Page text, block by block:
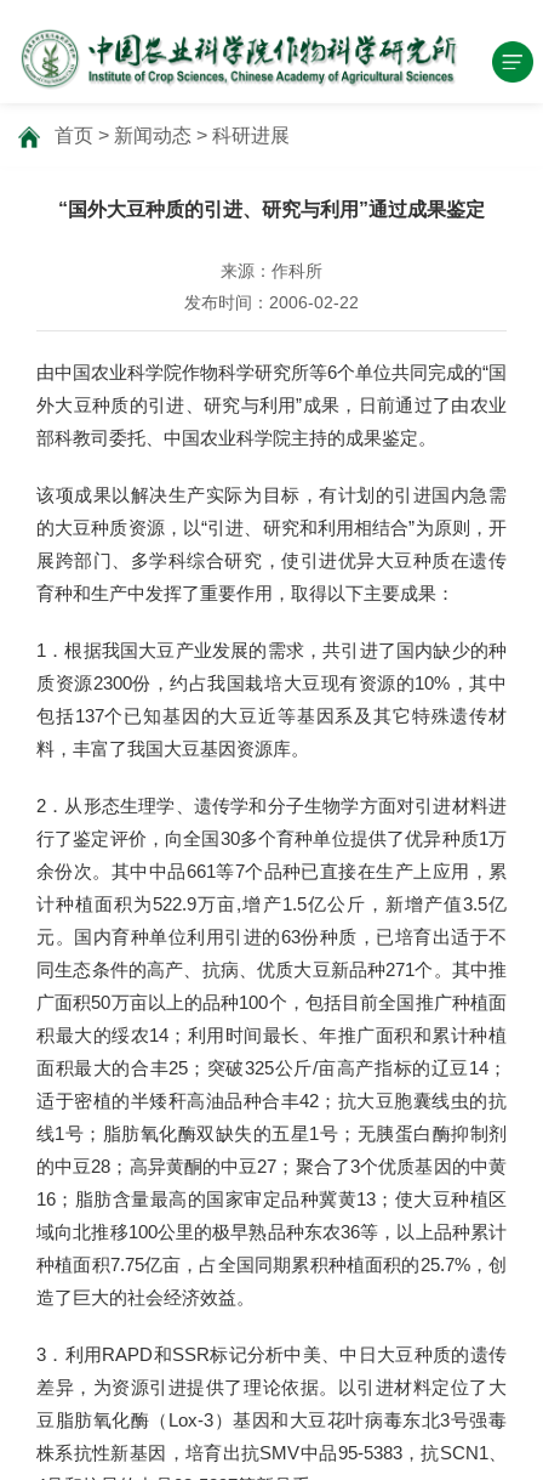
首页 > 新闻动态 > 科研进展
“国外大豆种质的引进、研究与利用”通过成果鉴定
来源：作科所
发布时间：2006-02-22
由中国农业科学院作物科学研究所等6个单位共同完成的“国
外大豆种质的引进、研究与利用”成果，日前通过了由农业
部科教司委托、中国农业科学院主持的成果鉴定。
该项成果以解决生产实际为目标，有计划的引进国内急需
的大豆种质资源，以“引进、研究和利用相结合”为原则，开
展跨部门、多学科综合研究，使引进优异大豆种质在遗传
育种和生产中发挥了重要作用，取得以下主要成果：
1．根据我国大豆产业发展的需求，共引进了国内缺少的种
质资源2300份，约占我国栽培大豆现有资源的10%，其中
包括137个已知基因的大豆近等基因系及其它特殊遗传材
料，丰富了我国大豆基因资源库。
2．从形态生理学、遗传学和分子生物学方面对引进材料进
行了鉴定评价，向全国30多个育种单位提供了优异种质1万
余份次。其中中品661等7个品种已直接在生产上应用，累
计种植面积为522.9万亩,增产1.5亿公斤，新增产值3.5亿
元。国内育种单位利用引进的63份种质，已培育出适于不
同生态条件的高产、抗病、优质大豆新品种271个。其中推
广面积50万亩以上的品种100个，包括目前全国推广种植面
积最大的绥农14；利用时间最长、年推广面积和累计种植
面积最大的合丰25；突破325公斤/亩高产指标的辽豆14；
适于密植的半矮秆高油品种合丰42；抗大豆胞囊线虫的抗
线1号；脂肪氧化酶双缺失的五星1号；无胰蛋白酶抑制剂
的中豆28；高异黄酮的中豆27；聚合了3个优质基因的中黄
16；脂肪含量最高的国家审定品种冀黄13；使大豆种植区
域向北推移100公里的极早熟品种东农36等，以上品种累计
种植面积7.75亿亩，占全国同期累积种植面积的25.7%，创
造了巨大的社会经济效益。
3．利用RAPD和SSR标记分析中美、中日大豆种质的遗传
差异，为资源引进提供了理论依据。以引进材料定位了大
豆脂肪氧化酶（Lox-3）基因和大豆花叶病毒东北3号强毒
株系抗性新基因，培育出抗SMV中品95-5383，抗SCN1、